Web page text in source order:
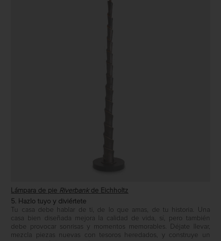
Lámpara de pie Riverbank de Eichholtz
5. Hazlo tuyo y diviértete
Tu casa debe hablar de ti, de lo que amas, de tu historia. Una
casa bien diseñada mejora la calidad de vida, sí, pero también
debe provocar sonrisas y momentos memorables. Déjate llevar,
mezcla piezas nuevas con tesoros heredados, y construye un